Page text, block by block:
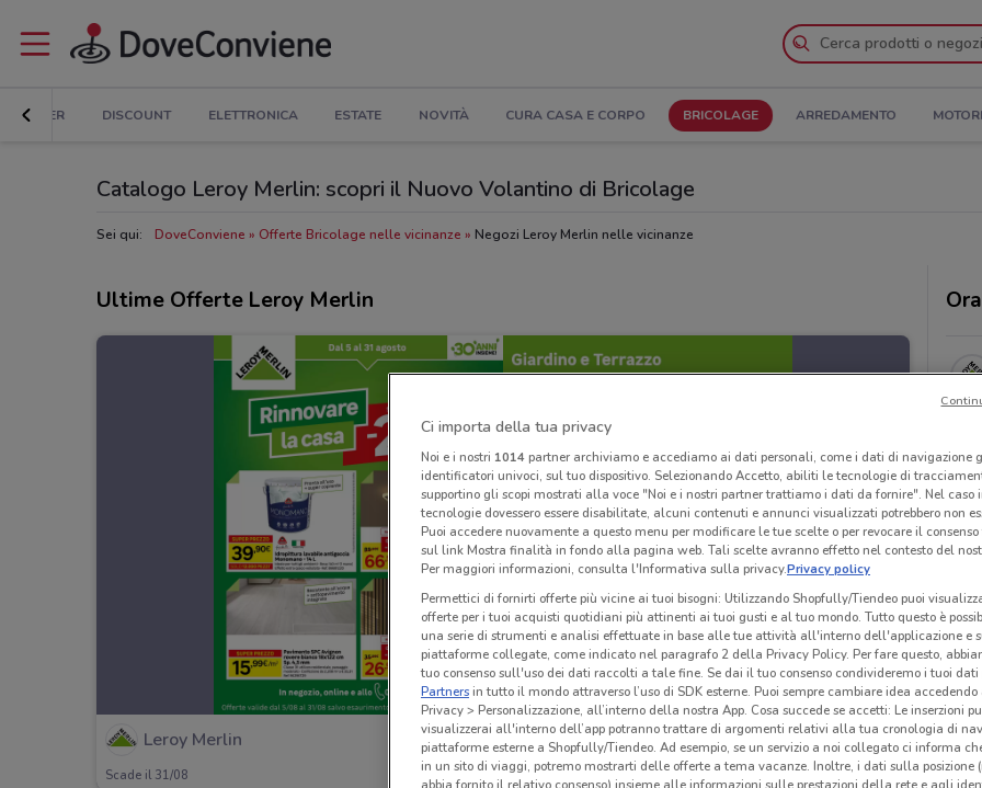
E SUPER DISCOUNT ELETTRONICA ESTATE NOVITÀ CURA CASA E CORPO BRICOLAGE ARREDAMENTO MOTORI
Catalogo Leroy Merlin: scopri il Nuovo Volantino di Bricolage
Sei qui: DoveConviene Offerte Bricolage nelle vicinanze Negozi Leroy Merlin nelle vicinanze
Ultime Offerte Leroy Merlin
Leroy Merlin
Scade il 31/08 4.3 km
Ci importa della tua privacy
Noi e i nostri 1014partner archiviamo e accediamo ai dati personali, come i dati di navigazione
identificatori univoci, sul tuo dispositivo. Selezionando Accetto, abiliti le tecnologie di
supportino gli scopi mostrati alla voce "Noi e i nostri partner trattiamo i dati da fornire". Nel caso
tecnologie dovessero essere disabilitate, alcuni contenuti e annunci visualizzati potrebbero non
Puoi accedere nuovamente a questo menu per modificare le tue scelte o per revocare il
sul link Mostra finalità in fondo alla pagina web. Tali scelte avranno effetto nel contesto del
Per maggiori informazioni, consulta l'Informativa sulla privacy.Privacy policy
Permettici di fornirti offerte più vicine ai tuoi bisogni: Utilizzando Shopfully/Tiendeo puoi
offerte per i tuoi acquisti quotidiani più attinenti ai tuoi gusti e al tuo mondo. Tutto questo è
una serie di strumenti e analisi effettuate in base alle tue attività all'interno dell'applicazione e
piattaforme collegate, come indicato nel paragrafo 2 della Privacy Policy. Per fare questo,
tuo consenso sull'uso dei dati raccolti a tale fine. Se dai il tuo consenso condivideremo i tuoi dati
Partnersin tutto il mondo attraverso l’uso di SDK esterne. Puoi sempre cambiare idea accedendo
Privacy > Personalizzazione, all’interno della nostra App. Cosa succede se accetti: Le inserzioni
visualizzerai all'interno dell’app potranno trattare di argomenti relativi alla tua cronologia di
piattaforme esterne a Shopfully/Tiendeo. Ad esempio, se un servizio a noi collegato ci informa
in un sito di viaggi, potremo mostrarti delle offerte a tema vacanze. Inoltre, i dati sulla posizione